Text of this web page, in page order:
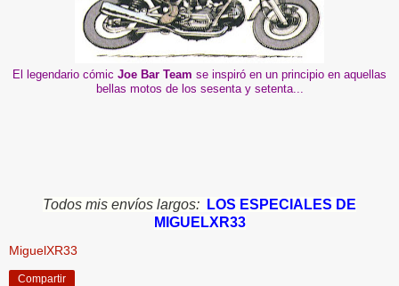
El legendario cómic Joe Bar Team se inspiró en un principio en aquellas
bellas motos de los sesenta y setenta...
Todos mis envíos largos:
LOS ESPECIALES DE
MIGUELXR33
MiguelXR33
Compartir